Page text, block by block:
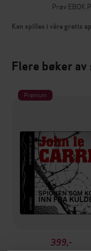
Prøv EBOK
Kan spilles i våre gratis
Flere bøker
Premium
399,-